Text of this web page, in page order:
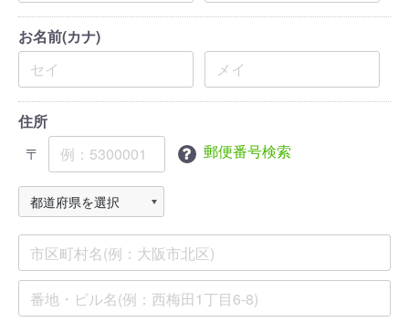
お名前(カナ)
住所
〒
郵便番号検索